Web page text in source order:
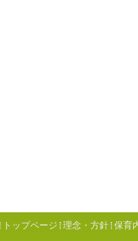
トップページ 理念・方針 保育